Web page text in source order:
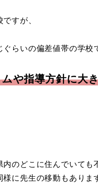
すが、
らいの偏差値帯の学校
や指導方針に大
内のどこに住んでいて
に先生の移動もありま